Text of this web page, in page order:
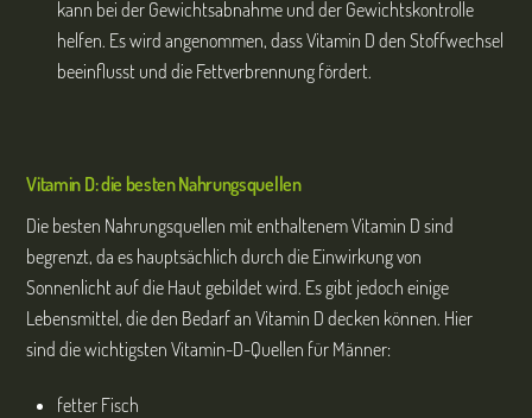
kann bei der Gewichtsabnahme und der Gewichtskontrolle
helfen. Es wird angenommen, dass Vitamin D den Stoffwechsel
beeinflusst und die Fettverbrennung fördert.
Vitamin D: die besten Nahrungsquellen
Die besten Nahrungsquellen mit enthaltenem Vitamin D sind
begrenzt, da es hauptsächlich durch die Einwirkung von
Sonnenlicht auf die Haut gebildet wird. Es gibt jedoch einige
Lebensmittel, die den Bedarf an Vitamin D decken können. Hier
sind die wichtigsten Vitamin-D-Quellen für Männer:
fetter Fisch